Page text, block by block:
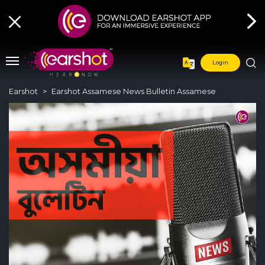
Login
Earshot Earshot Assamese News Bulletin Assamese